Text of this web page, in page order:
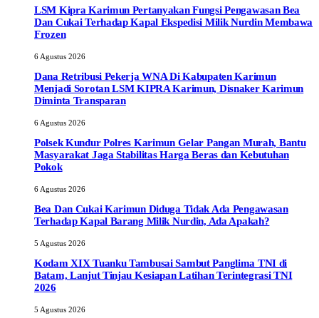
LSM Kipra Karimun Pertanyakan Fungsi Pengawasan Bea
Dan Cukai Terhadap Kapal Ekspedisi Milik Nurdin Membawa
Frozen
6 Agustus 2026
Dana Retribusi Pekerja WNA Di Kabupaten Karimun
Menjadi Sorotan LSM KIPRA Karimun, Disnaker Karimun
Diminta Transparan
6 Agustus 2026
Polsek Kundur Polres Karimun Gelar Pangan Murah, Bantu
Masyarakat Jaga Stabilitas Harga Beras dan Kebutuhan
Pokok
6 Agustus 2026
Bea Dan Cukai Karimun Diduga Tidak Ada Pengawasan
Terhadap Kapal Barang Milik Nurdin, Ada Apakah?
5 Agustus 2026
Kodam XIX Tuanku Tambusai Sambut Panglima TNI di
Batam, Lanjut Tinjau Kesiapan Latihan Terintegrasi TNI
2026
5 Agustus 2026